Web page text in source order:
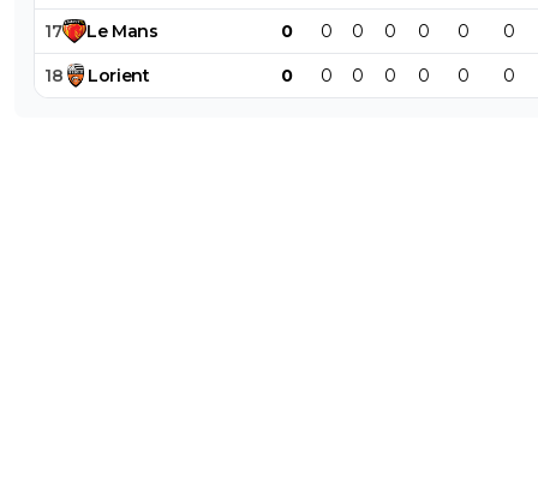
17 Le Mans 0 0 0 0 0 0 0
18 Lorient 0 0 0 0 0 0 0